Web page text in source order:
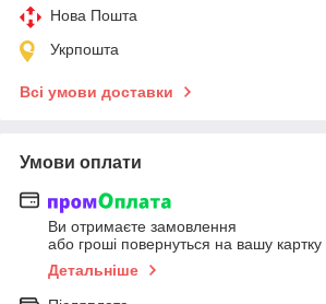
Нова Пошта
Укрпошта
Всі умови доставки
Умови оплати
Ви отримаєте замовлення
або гроші повернуться на вашу картку
Детальніше